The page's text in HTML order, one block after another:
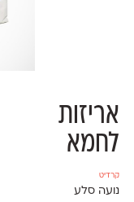
אריזות
לחמא
קרדיט
נועה סלע